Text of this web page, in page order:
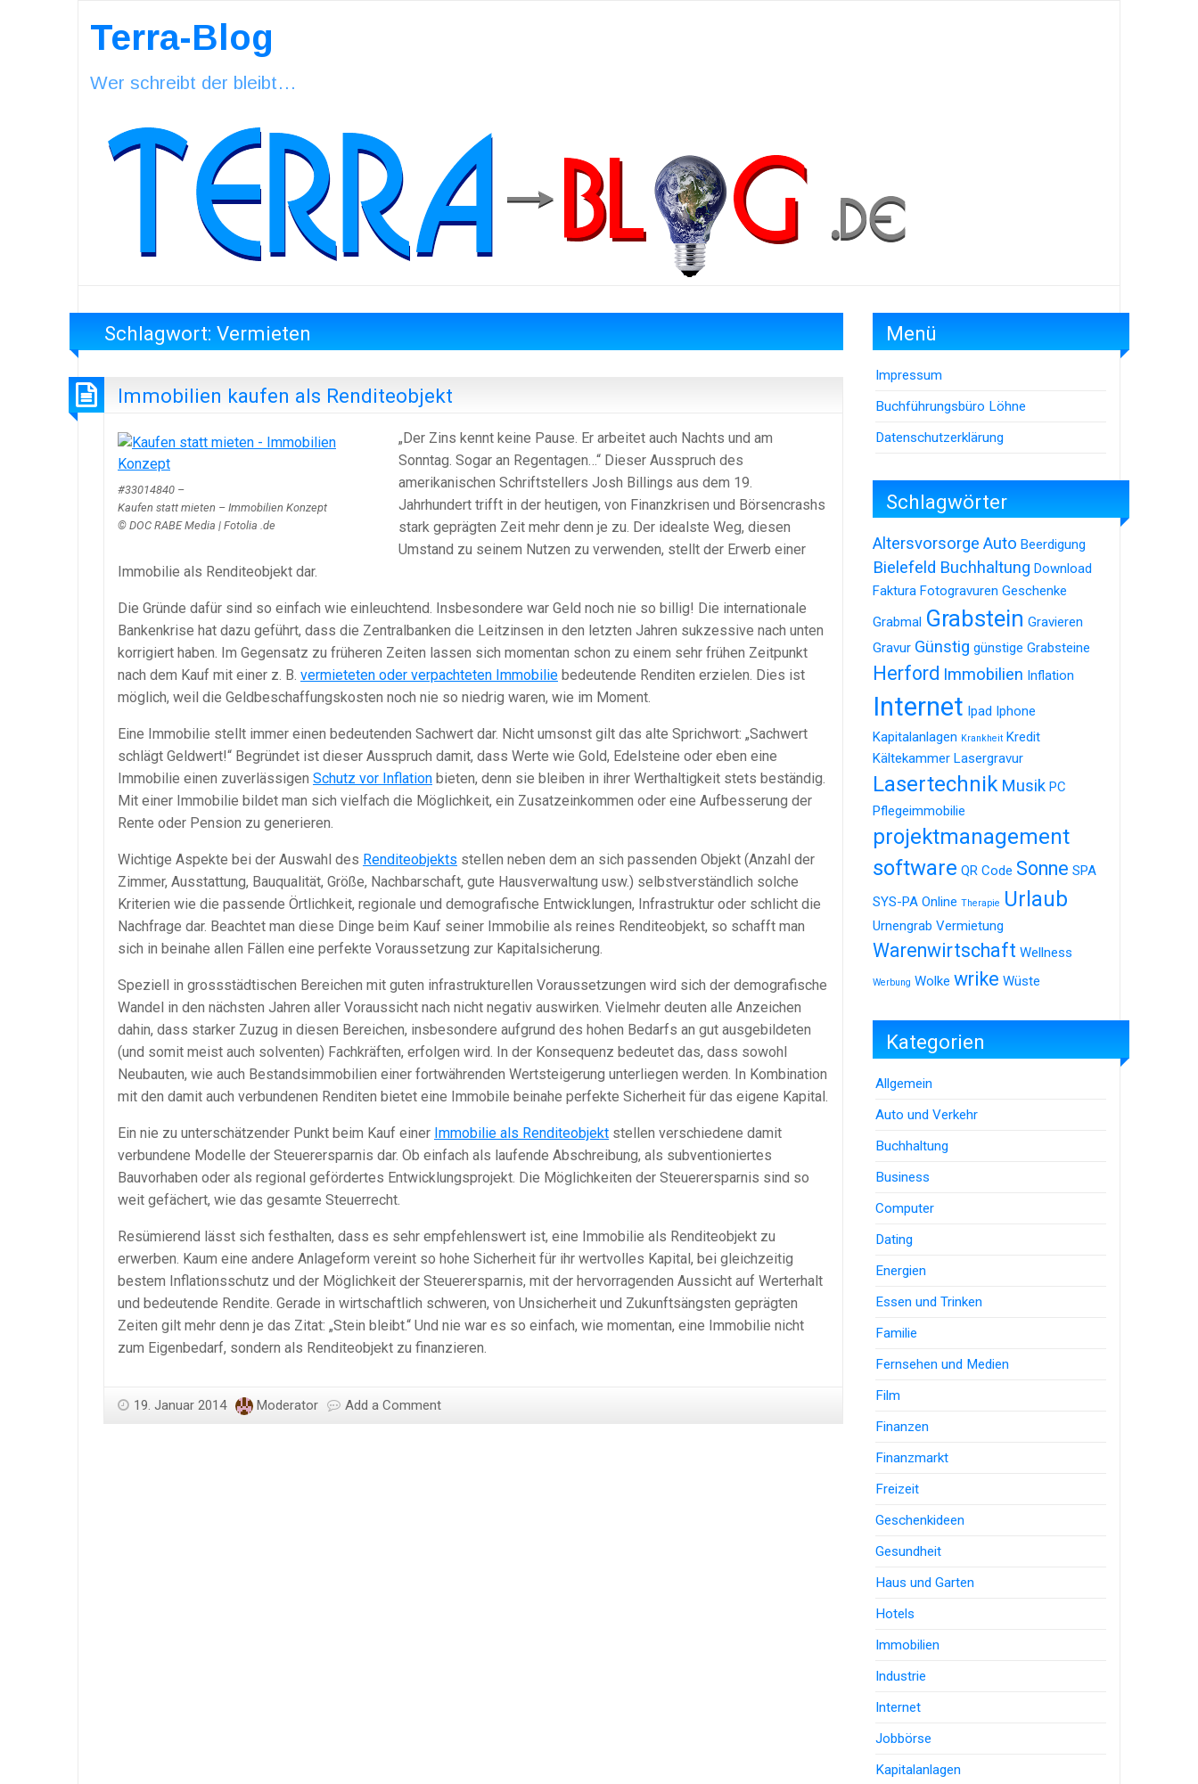
Terra-Blog
Wer schreibt der bleibt…
Schlagwort:Vermieten
Immobilien kaufen als Renditeobjekt
#33014840 –
Kaufen statt mieten – Immobilien Konzept
© DOC RABE Media | Fotolia .de
„Der Zins kennt keine Pause. Er arbeitet auch Nachts und am
Sonntag. Sogar an Regentagen…“ Dieser Ausspruch des
amerikanischen Schriftstellers Josh Billings aus dem 19.
Jahrhundert trifft in der heutigen, von Finanzkrisen und Börsencrashs
stark geprägten Zeit mehr denn je zu. Der idealste Weg, diesen
Umstand zu seinem Nutzen zu verwenden, stellt der Erwerb einer
Immobilie als Renditeobjekt dar.
Die Gründe dafür sind so einfach wie einleuchtend. Insbesondere war Geld noch nie so billig! Die internationale
Bankenkrise hat dazu geführt, dass die Zentralbanken die Leitzinsen in den letzten Jahren sukzessive nach unten
korrigiert haben. Im Gegensatz zu früheren Zeiten lassen sich momentan schon zu einem sehr frühen Zeitpunkt
nach dem Kauf mit einer z. B. vermieteten oder verpachteten Immobilie bedeutende Renditen erzielen. Dies ist
möglich, weil die Geldbeschaffungskosten noch nie so niedrig waren, wie im Moment.
Eine Immobilie stellt immer einen bedeutenden Sachwert dar. Nicht umsonst gilt das alte Sprichwort: „Sachwert
schlägt Geldwert!“ Begründet ist dieser Ausspruch damit, dass Werte wie Gold, Edelsteine oder eben eine
Immobilie einen zuverlässigen Schutz vor Inflation bieten, denn sie bleiben in ihrer Werthaltigkeit stets beständig.
Mit einer Immobilie bildet man sich vielfach die Möglichkeit, ein Zusatzeinkommen oder eine Aufbesserung der
Rente oder Pension zu generieren.
Wichtige Aspekte bei der Auswahl des Renditeobjekts stellen neben dem an sich passenden Objekt (Anzahl der
Zimmer, Ausstattung, Bauqualität, Größe, Nachbarschaft, gute Hausverwaltung usw.) selbstverständlich solche
Kriterien wie die passende Örtlichkeit, regionale und demografische Entwicklungen, Infrastruktur oder schlicht die
Nachfrage dar. Beachtet man diese Dinge beim Kauf seiner Immobilie als reines Renditeobjekt, so schafft man
sich in beinahe allen Fällen eine perfekte Voraussetzung zur Kapitalsicherung.
Speziell in grossstädtischen Bereichen mit guten infrastrukturellen Voraussetzungen wird sich der demografische
Wandel in den nächsten Jahren aller Voraussicht nach nicht negativ auswirken. Vielmehr deuten alle Anzeichen
dahin, dass starker Zuzug in diesen Bereichen, insbesondere aufgrund des hohen Bedarfs an gut ausgebildeten
(und somit meist auch solventen) Fachkräften, erfolgen wird. In der Konsequenz bedeutet das, dass sowohl
Neubauten, wie auch Bestandsimmobilien einer fortwährenden Wertsteigerung unterliegen werden. In Kombination
mit den damit auch verbundenen Renditen bietet eine Immobile beinahe perfekte Sicherheit für das eigene Kapital.
Ein nie zu unterschätzender Punkt beim Kauf einer Immobilie als Renditeobjekt stellen verschiedene damit
verbundene Modelle der Steuerersparnis dar. Ob einfach als laufende Abschreibung, als subventioniertes
Bauvorhaben oder als regional gefördertes Entwicklungsprojekt. Die Möglichkeiten der Steuerersparnis sind so
weit gefächert, wie das gesamte Steuerrecht.
Resümierend lässt sich festhalten, dass es sehr empfehlenswert ist, eine Immobilie als Renditeobjekt zu
erwerben. Kaum eine andere Anlageform vereint so hohe Sicherheit für ihr wertvolles Kapital, bei gleichzeitig
bestem Inflationsschutz und der Möglichkeit der Steuerersparnis, mit der hervorragenden Aussicht auf Werterhalt
und bedeutende Rendite. Gerade in wirtschaftlich schweren, von Unsicherheit und Zukunftsängsten geprägten
Zeiten gilt mehr denn je das Zitat: „Stein bleibt.“ Und nie war es so einfach, wie momentan, eine Immobilie nicht
zum Eigenbedarf, sondern als Renditeobjekt zu finanzieren.
19. Januar 2014 Moderator Add a Comment
Menü
Impressum
Buchführungsbüro Löhne
Datenschutzerklärung
Schlagwörter
Altersvorsorge Auto Beerdigung
Bielefeld Buchhaltung Download
Faktura Fotogravuren Geschenke
Grabmal Grabstein Gravieren
Gravur Günstig günstige Grabsteine
Herford Immobilien Inflation
Internet Ipad Iphone
Kapitalanlagen Krankheit Kredit
Kältekammer Lasergravur
Lasertechnik Musik PC
Pflegeimmobilie
projektmanagement
software QR Code Sonne SPA
SYS-PA Online Therapie Urlaub
Urnengrab Vermietung
Warenwirtschaft Wellness
Werbung Wolke wrike Wüste
Kategorien
Allgemein
Auto und Verkehr
Buchhaltung
Business
Computer
Dating
Energien
Essen und Trinken
Familie
Fernsehen und Medien
Film
Finanzen
Finanzmarkt
Freizeit
Geschenkideen
Gesundheit
Haus und Garten
Hotels
Immobilien
Industrie
Internet
Jobbörse
Kapitalanlagen